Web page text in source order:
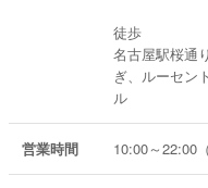
徒歩
名古屋駅桜通
ぎ、ルーセン
ル
営業時間 10:00～22:00